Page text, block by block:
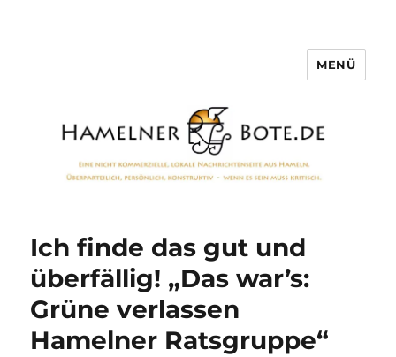
MENÜ
Ich finde das gut und
überfällig! „Das war’s:
Grüne verlassen
Hamelner Ratsgruppe“